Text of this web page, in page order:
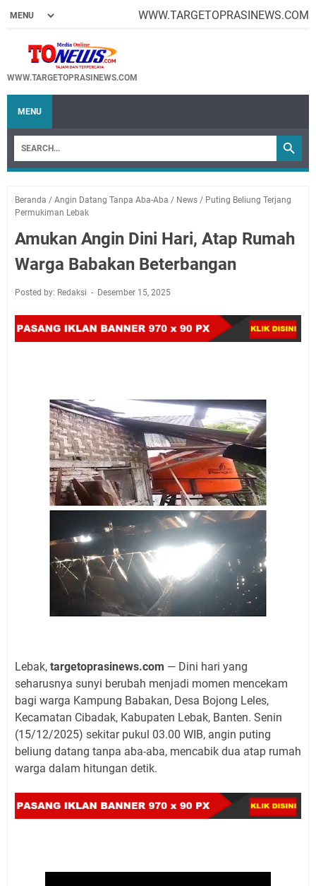
WWW.TARGETOPRASINEWS.COM
WWW.TARGETOPRASINEWS.COM
MENU
Beranda / Angin Datang Tanpa Aba-Aba / News / Puting Beliung Terjang
Permukiman Lebak
Amukan Angin Dini Hari, Atap Rumah
Warga Babakan Beterbangan
Posted by: Redaksi Desember 15, 2025
Lebak, targetoprasinews.com — Dini hari yang
seharusnya sunyi berubah menjadi momen mencekam
bagi warga Kampung Babakan, Desa Bojong Leles,
Kecamatan Cibadak, Kabupaten Lebak, Banten. Senin
(15/12/2025) sekitar pukul 03.00 WIB, angin puting
beliung datang tanpa aba-aba, mencabik dua atap rumah
warga dalam hitungan detik.